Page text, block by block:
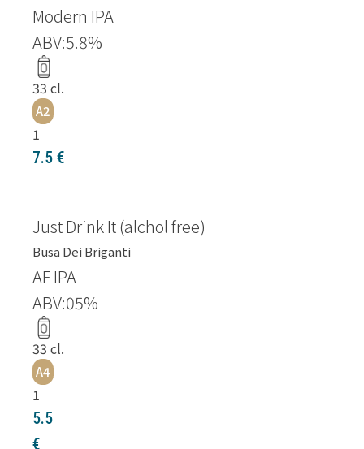
Modern IPA
ABV:5.8%
33 cl.
A2
1
7.5 €
Just Drink It (alchol free)
Busa Dei Briganti
AF IPA
ABV:05%
33 cl.
A4
1
5.5
€